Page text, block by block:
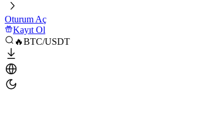
Oturum Aç
Kayıt Ol
🔥BTC/USDT